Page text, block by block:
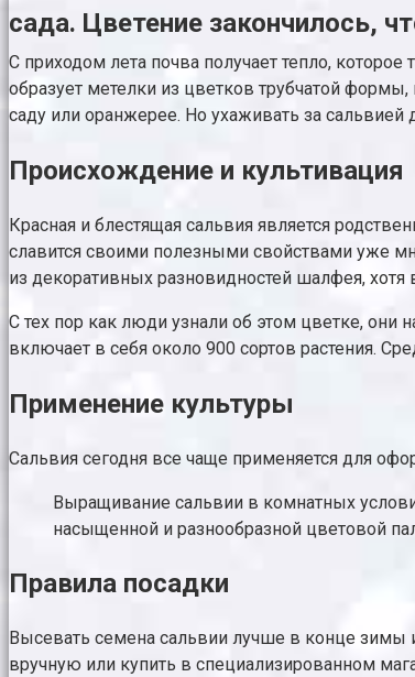
сада. Цветение закончилось,
С приходом лета почва получает тепло,
образует метелки из цветков трубчатой
саду или оранжерее. Но ухаживать за
Происхождение и культивация
Красная и блестящая сальвия является
славится своими полезными свойствами уже
из декоративных разновидностей шалфея, хотя
С тех пор как люди узнали об этом цветке, они
включает в себя около 900 сортов растения.
Применение культуры
Сальвия сегодня все чаще применяется для
Выращивание сальвии в комнатных
насыщенной и разнообразной цветовой
Правила посадки
Высевать семена сальвии лучше в конце зимы
вручную или купить в специализированном